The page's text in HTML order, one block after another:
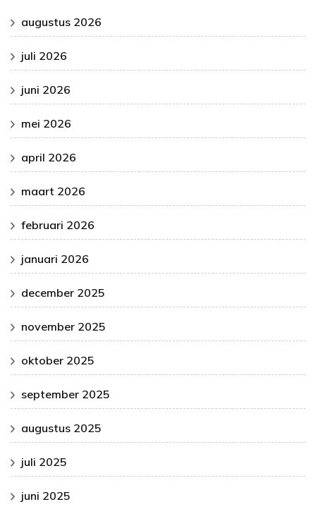
augustus 2026
juli 2026
juni 2026
mei 2026
april 2026
maart 2026
februari 2026
januari 2026
december 2025
november 2025
oktober 2025
september 2025
augustus 2025
juli 2025
juni 2025